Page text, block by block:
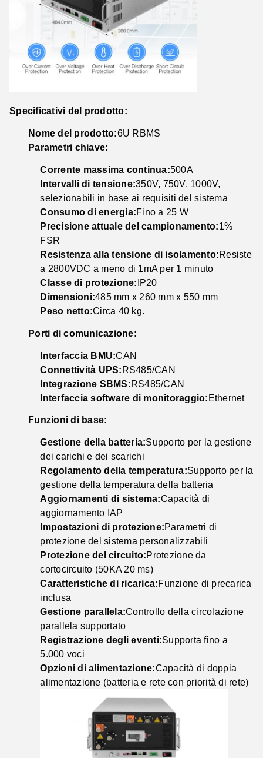
Specificativi del prodotto:
Nome del prodotto:6U RBMS
Parametri chiave:
Corrente massima continua:500A
Intervalli di tensione:350V, 750V, 1000V,
selezionabili in base ai requisiti del sistema
Consumo di energia:Fino a 25 W
Precisione attuale del campionamento:1%
FSR
Resistenza alla tensione di isolamento:Resiste
a 2800VDC a meno di 1mA per 1 minuto
Classe di protezione:IP20
Dimensioni:485 mm x 260 mm x 550 mm
Peso netto:Circa 40 kg.
Porti di comunicazione:
Interfaccia BMU:CAN
Connettività UPS:RS485/CAN
Integrazione SBMS:RS485/CAN
Interfaccia software di monitoraggio:Ethernet
Funzioni di base:
Gestione della batteria:Supporto per la gestione
dei carichi e dei scarichi
Regolamento della temperatura:Supporto per la
gestione della temperatura della batteria
Aggiornamenti di sistema:Capacità di
aggiornamento IAP
Impostazioni di protezione:Parametri di
protezione del sistema personalizzabili
Protezione del circuito:Protezione da
cortocircuito (50KA 20 ms)
Caratteristiche di ricarica:Funzione di precarica
inclusa
Gestione parallela:Controllo della circolazione
parallela supportato
Registrazione degli eventi:Supporta fino a
5.000 voci
Opzioni di alimentazione:Capacità di doppia
alimentazione (batteria e rete con priorità di rete)